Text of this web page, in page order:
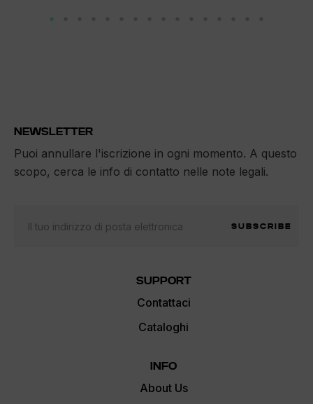
NEWSLETTER
Puoi annullare l'iscrizione in ogni momento. A questo
scopo, cerca le info di contatto nelle note legali.
SUBSCRIBE
SUPPORT
Contattaci
Cataloghi
INFO
About Us